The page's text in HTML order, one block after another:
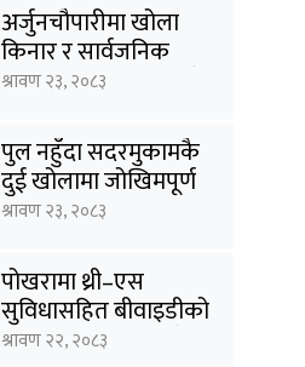
अर्जुनचौपारीमा खोला
किनार र सार्वजनिक
जग्गाका संरचना हटाउने
श्रावण २३, २०८३
पुल नहुँदा सदरमुकामकै
दुई खोलामा जोखिमपूर्ण
यात्रा
श्रावण २३, २०८३
पोखरामा थ्री–एस
सुविधासहित बीवाइडीको
आधिकारिक सर्भिस सेन्टर
श्रावण २२, २०८३